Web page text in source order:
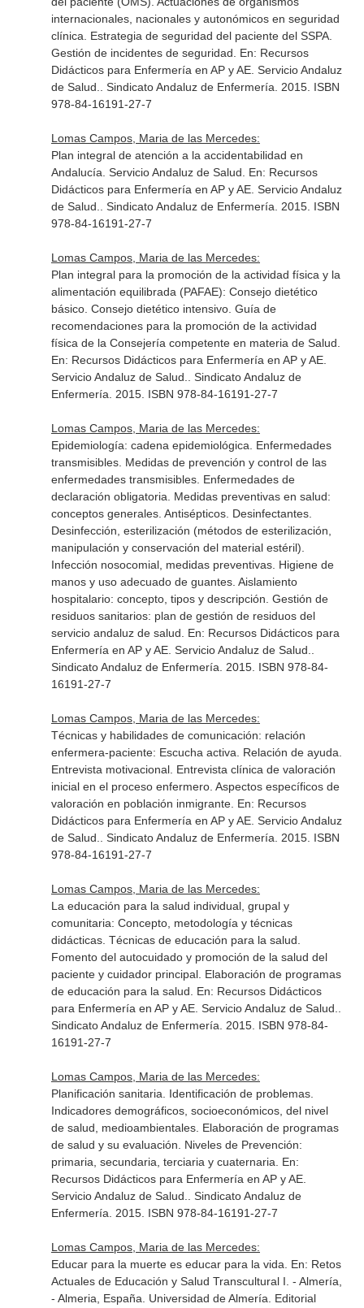
internacionales, nacionales y autonómicos en seguridad
clínica. Estrategia de seguridad del paciente del SSPA.
Gestión de incidentes de seguridad. En: Recursos
Didácticos para Enfermería en AP y AE. Servicio Andaluz
de Salud.
. Sindicato Andaluz de Enfermería. 2015. ISBN
978-84-16191-27-7
Lomas Campos, Maria de las Mercedes:
Plan integral de atención a la accidentabilidad en
Andalucía. Servicio Andaluz de Salud. En: Recursos
Didácticos para Enfermería en AP y AE. Servicio Andaluz
de Salud.
. Sindicato Andaluz de Enfermería. 2015. ISBN
978-84-16191-27-7
Lomas Campos, Maria de las Mercedes:
Plan integral para la promoción de la actividad física y la
alimentación equilibrada (PAFAE): Consejo dietético
básico. Consejo dietético intensivo. Guía de
recomendaciones para la promoción de la actividad
física de la Consejería competente en materia de Salud.
En: Recursos Didácticos para Enfermería en AP y AE.
Servicio Andaluz de Salud.
. Sindicato Andaluz de
Enfermería. 2015. ISBN 978-84-16191-27-7
Lomas Campos, Maria de las Mercedes:
Epidemiología: cadena epidemiológica. Enfermedades
transmisibles. Medidas de prevención y control de las
enfermedades transmisibles. Enfermedades de
declaración obligatoria. Medidas preventivas en salud:
conceptos generales. Antisépticos. Desinfectantes.
Desinfección, esterilización (métodos de esterilización,
manipulación y conservación del material estéril).
Infección nosocomial, medidas preventivas. Higiene de
manos y uso adecuado de guantes. Aislamiento
hospitalario: concepto, tipos y descripción. Gestión de
residuos sanitarios: plan de gestión de residuos del
servicio andaluz de salud. En: Recursos Didácticos para
Enfermería en AP y AE. Servicio Andaluz de Salud.
Sindicato Andaluz de Enfermería. 2015. ISBN 978-84-
16191-27-7
Lomas Campos, Maria de las Mercedes:
Técnicas y habilidades de comunicación: relación
enfermera-paciente: Escucha activa. Relación de ayuda.
Entrevista motivacional. Entrevista clínica de valoración
inicial en el proceso enfermero. Aspectos específicos de
valoración en población inmigrante. En: Recursos
Didácticos para Enfermería en AP y AE. Servicio Andaluz
de Salud.
. Sindicato Andaluz de Enfermería. 2015. ISBN
978-84-16191-27-7
Lomas Campos, Maria de las Mercedes:
La educación para la salud individual, grupal y
comunitaria: Concepto, metodología y técnicas
didácticas. Técnicas de educación para la salud.
Fomento del autocuidado y promoción de la salud del
paciente y cuidador principal. Elaboración de programas
de educación para la salud. En: Recursos Didácticos
para Enfermería en AP y AE. Servicio Andaluz de Salud.
Sindicato Andaluz de Enfermería. 2015. ISBN 978-84-
16191-27-7
Lomas Campos, Maria de las Mercedes:
Planificación sanitaria. Identificación de problemas.
Indicadores demográficos, socioeconómicos, del nivel
de salud, medioambientales. Elaboración de programas
de salud y su evaluación. Niveles de Prevención:
primaria, secundaria, terciaria y cuaternaria. En:
Recursos Didácticos para Enfermería en AP y AE.
Servicio Andaluz de Salud.
. Sindicato Andaluz de
Enfermería. 2015. ISBN 978-84-16191-27-7
Lomas Campos, Maria de las Mercedes:
Educar para la muerte es educar para la vida. En: Retos
Actuales de Educación y Salud Transcultural I . - Almería,
- Almeria, España. Universidad de Almería. Editorial